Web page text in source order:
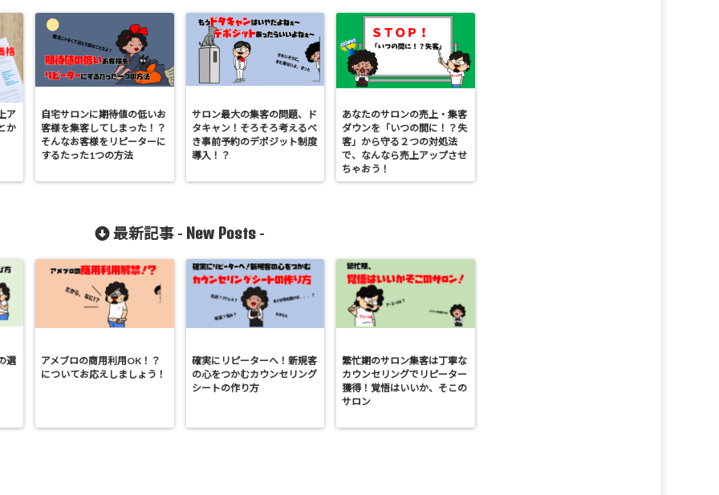
ア
か
自宅サロンに期待値の低いお
客様を集客してしまった！？
そんなお客様をリピーターに
するたった1つの方法
サロン最大の集客の問題、ド
タキャン！そろそろ考えるべ
き事前予約のデポジット制度
導入！？
あなたのサロンの売上・集客
ダウンを「いつの間に！？失
客」から守る２つの対処法
で、なんなら売上アップさせ
ちゃおう！
最新記事 - New Posts -
選
アメブロの商用利用OK！？
についてお応えしましょう！
確実にリピーターへ！新規客
の心をつかむカウンセリング
シートの作り方
繁忙期のサロン集客は丁寧な
カウンセリングでリピーター
獲得！覚悟はいいか、そこの
サロン